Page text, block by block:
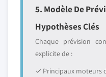
5. Modèle De
Hypothèses Clés
Chaque prévision
explicite de :
✓ Principaux moteurs